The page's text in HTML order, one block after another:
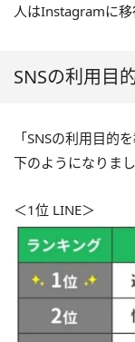
人はInstagramに移
SNSの利用目
「SNSの利用目的
下のようになりまし
＜1位 LINE＞